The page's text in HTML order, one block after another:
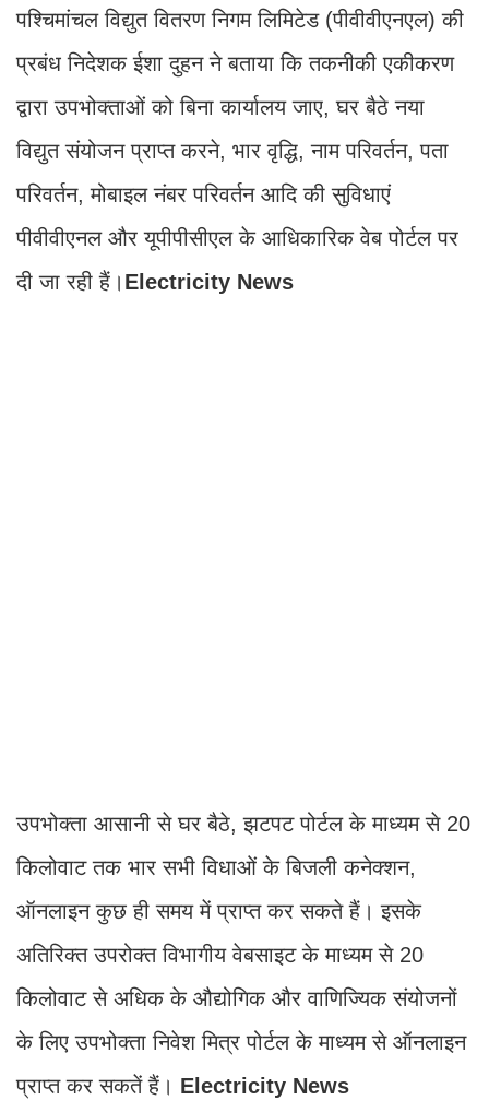
पश्चिमांचल विद्युत वितरण निगम लिमिटेड (पीवीवीएनएल) की
प्रबंध निदेशक ईशा दुहन ने बताया कि तकनीकी एकीकरण
द्वारा उपभोक्ताओं को बिना कार्यालय जाए, घर बैठे नया
विद्युत संयोजन प्राप्त करने, भार वृद्धि, नाम परिवर्तन, पता
परिवर्तन, मोबाइल नंबर परिवर्तन आदि की सुविधाएं
पीवीवीएनल और यूपीपीसीएल के आधिकारिक वेब पोर्टल पर
दी जा रही हैं। Electricity News
उपभोक्ता आसानी से घर बैठे, झटपट पोर्टल के माध्यम से 20
किलोवाट तक भार सभी विधाओं के बिजली कनेक्शन,
ऑनलाइन कुछ ही समय में प्राप्त कर सकते हैं। इसके
अतिरिक्त उपरोक्त विभागीय वेबसाइट के माध्यम से 20
किलोवाट से अधिक के औद्योगिक और वाणिज्यिक संयोजनों
के लिए उपभोक्ता निवेश मित्र पोर्टल के माध्यम से ऑनलाइन
प्राप्त कर सकतें हैं। Electricity News